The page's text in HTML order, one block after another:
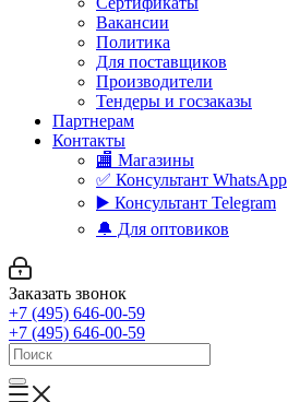
Вакансии
Политика
Для поставщиков
Производители
Тендеры и госзаказы
Партнерам
Контакты
🏬 Магазины
✅️ Консультант WhatsApp
▶️ Консультант Telegram
🔔 Для оптовиков
Заказать звонок
+7 (495) 646-00-59
+7 (495) 646-00-59